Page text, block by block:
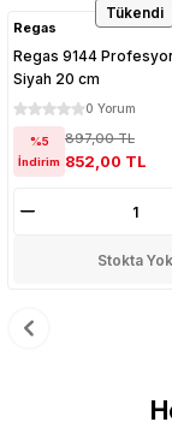
Tükendi
Regas
Regas 9144
Siyah 20 cm
0 Yorum
%5
İndirim
897,00 TL
852,00 TL
Stokta Yok